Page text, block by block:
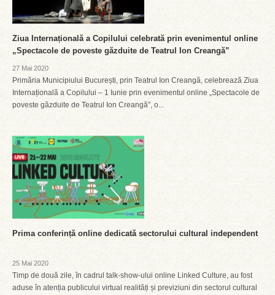
Ziua Internațională a Copilului celebrată prin evenimentul online
„Spectacole de poveste găzduite de Teatrul Ion Creangă”
27 Mai 2020
Primăria Municipiului București, prin Teatrul Ion Creangă, celebrează Ziua
Internațională a Copilului – 1 Iunie prin evenimentul online „Spectacole de
poveste găzduite de Teatrul Ion Creangă”, o...
Prima conferință online dedicată sectorului cultural independent
25 Mai 2020
Timp de două zile, în cadrul talk-show-ului online Linked Culture, au fost
aduse în atenția publicului virtual realități și previziuni din sectorul cultural